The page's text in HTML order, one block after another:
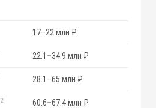
17–22 млн ₽
22.1 –34.9 млн ₽
28.1 –65 млн ₽
2 60.6–67.4 млн ₽